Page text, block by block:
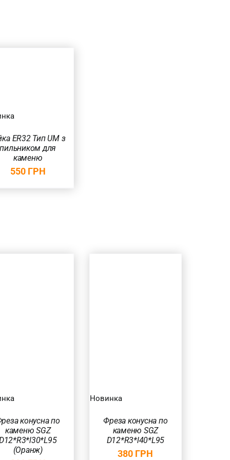
ER32 Тип UM з
пильником для
каменю
550 ГРН
конусна по
каменю SGZ
(Оранж)
Новинка
Фреза конусна по
каменю SGZ
D12*R3*l40*L95
380 ГРН